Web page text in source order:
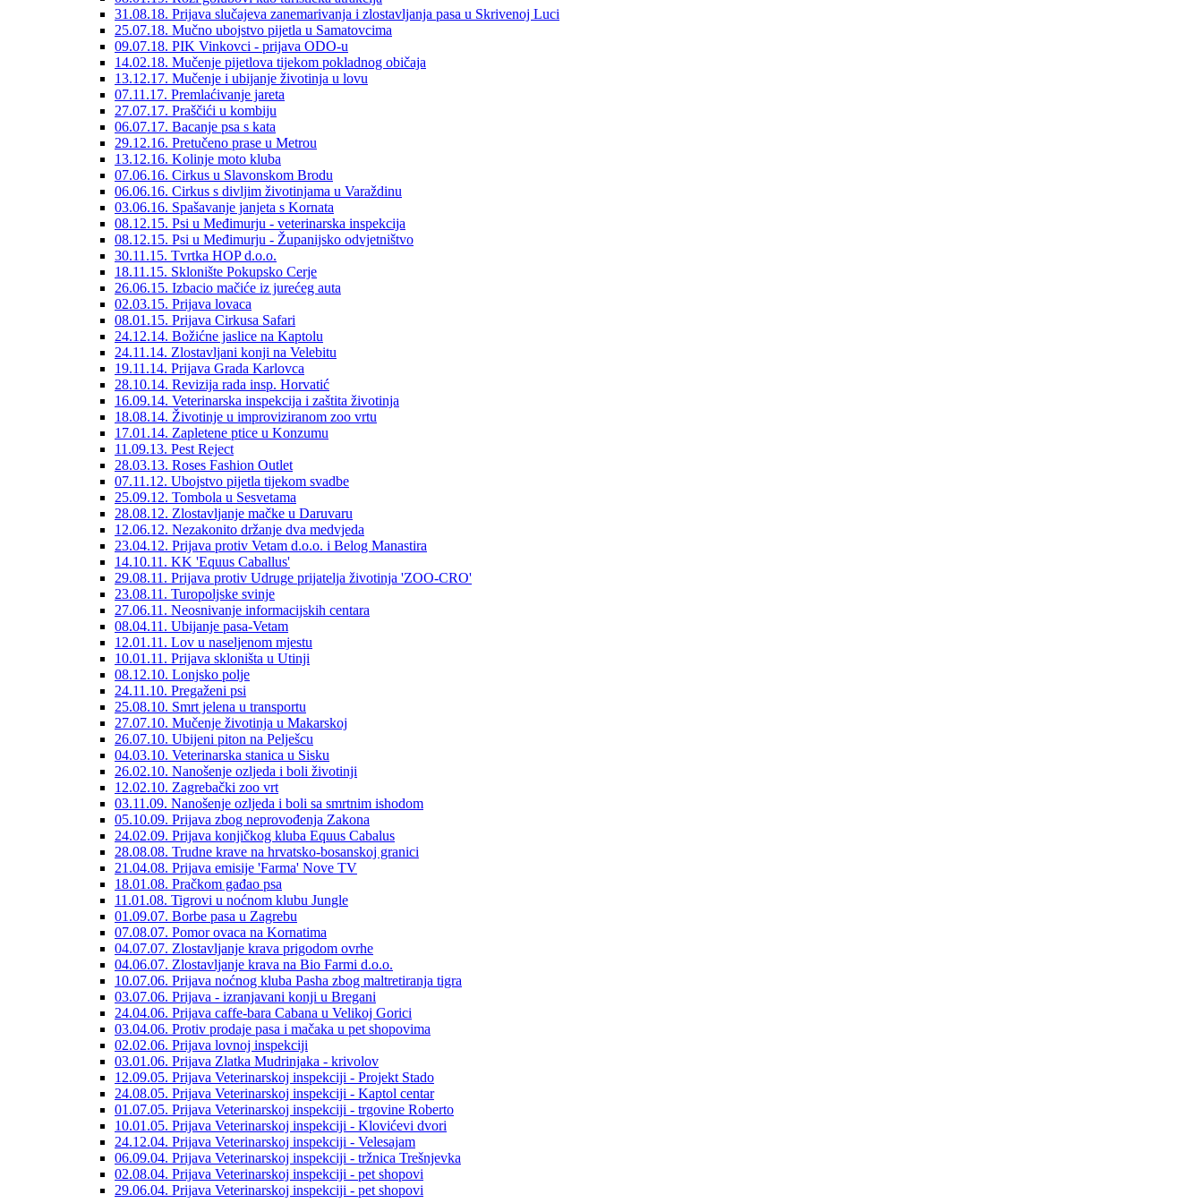
31.08.18. Prijava slučajeva zanemarivanja i zlostavljanja pasa u Skrivenoj Luci
25.07.18. Mučno ubojstvo pijetla u Samatovcima
09.07.18. PIK Vinkovci - prijava ODO-u
14.02.18. Mučenje pijetlova tijekom pokladnog običaja
13.12.17. Mučenje i ubijanje životinja u lovu
07.11.17. Premlaćivanje jareta
27.07.17. Praščići u kombiju
06.07.17. Bacanje psa s kata
29.12.16. Pretučeno prase u Metrou
13.12.16. Kolinje moto kluba
07.06.16. Cirkus u Slavonskom Brodu
06.06.16. Cirkus s divljim životinjama u Varaždinu
03.06.16. Spašavanje janjeta s Kornata
08.12.15. Psi u Međimurju - veterinarska inspekcija
08.12.15. Psi u Međimurju - Županijsko odvjetništvo
30.11.15. Tvrtka HOP d.o.o.
18.11.15. Sklonište Pokupsko Cerje
26.06.15. Izbacio mačiće iz jurećeg auta
02.03.15. Prijava lovaca
08.01.15. Prijava Cirkusa Safari
24.12.14. Božićne jaslice na Kaptolu
24.11.14. Zlostavljani konji na Velebitu
19.11.14. Prijava Grada Karlovca
28.10.14. Revizija rada insp. Horvatić
16.09.14. Veterinarska inspekcija i zaštita životinja
18.08.14. Životinje u improviziranom zoo vrtu
17.01.14. Zapletene ptice u Konzumu
11.09.13. Pest Reject
28.03.13. Roses Fashion Outlet
07.11.12. Ubojstvo pijetla tijekom svadbe
25.09.12. Tombola u Sesvetama
28.08.12. Zlostavljanje mačke u Daruvaru
12.06.12. Nezakonito držanje dva medvjeda
23.04.12. Prijava protiv Vetam d.o.o. i Belog Manastira
14.10.11. KK 'Equus Caballus'
29.08.11. Prijava protiv Udruge prijatelja životinja 'ZOO-CRO'
23.08.11. Turopoljske svinje
27.06.11. Neosnivanje informacijskih centara
08.04.11. Ubijanje pasa-Vetam
12.01.11. Lov u naseljenom mjestu
10.01.11. Prijava skloništa u Utinji
08.12.10. Lonjsko polje
24.11.10. Pregaženi psi
25.08.10. Smrt jelena u transportu
27.07.10. Mučenje životinja u Makarskoj
26.07.10. Ubijeni piton na Pelješcu
04.03.10. Veterinarska stanica u Sisku
26.02.10. Nanošenje ozljeda i boli životinji
12.02.10. Zagrebački zoo vrt
03.11.09. Nanošenje ozljeda i boli sa smrtnim ishodom
05.10.09. Prijava zbog neprovođenja Zakona
24.02.09. Prijava konjičkog kluba Equus Cabalus
28.08.08. Trudne krave na hrvatsko-bosanskoj granici
21.04.08. Prijava emisije 'Farma' Nove TV
18.01.08. Pračkom gađao psa
11.01.08. Tigrovi u noćnom klubu Jungle
01.09.07. Borbe pasa u Zagrebu
07.08.07. Pomor ovaca na Kornatima
04.07.07. Zlostavljanje krava prigodom ovrhe
04.06.07. Zlostavljanje krava na Bio Farmi d.o.o.
10.07.06. Prijava noćnog kluba Pasha zbog maltretiranja tigra
03.07.06. Prijava - izranjavani konji u Bregani
24.04.06. Prijava caffe-bara Cabana u Velikoj Gorici
03.04.06. Protiv prodaje pasa i mačaka u pet shopovima
02.02.06. Prijava lovnoj inspekciji
03.01.06. Prijava Zlatka Mudrinjaka - krivolov
12.09.05. Prijava Veterinarskoj inspekciji - Projekt Stado
24.08.05. Prijava Veterinarskoj inspekciji - Kaptol centar
01.07.05. Prijava Veterinarskoj inspekciji - trgovine Roberto
10.01.05. Prijava Veterinarskoj inspekciji - Klovićevi dvori
24.12.04. Prijava Veterinarskoj inspekciji - Velesajam
06.09.04. Prijava Veterinarskoj inspekciji - tržnica Trešnjevka
02.08.04. Prijava Veterinarskoj inspekciji - pet shopovi
29.06.04. Prijava Veterinarskoj inspekciji - pet shopovi